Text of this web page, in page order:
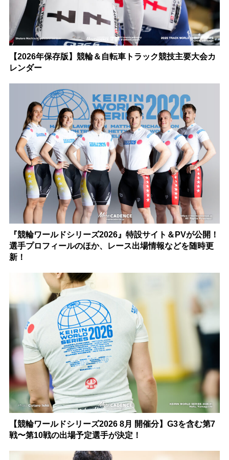
【2026年保存版】競輪＆自転車トラック競技主要大会カ
レンダー
『競輪ワールドシリーズ2026』特設サイト＆PVが公開！
選手プロフィールのほか、レース出場情報などを随時更
新！
【競輪ワールドシリーズ2026 8月 開催分】G3を含む第7
戦〜第10戦の出場予定選手が決定！